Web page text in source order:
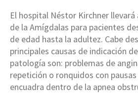
El hospital Néstor Kirchner llevará
de la Amígdalas para pacientes
de edad hasta la adultez. Cabe
principales causas de indicación
patología son: problemas de
repetición o ronquidos con
encuadra dentro de la apnea